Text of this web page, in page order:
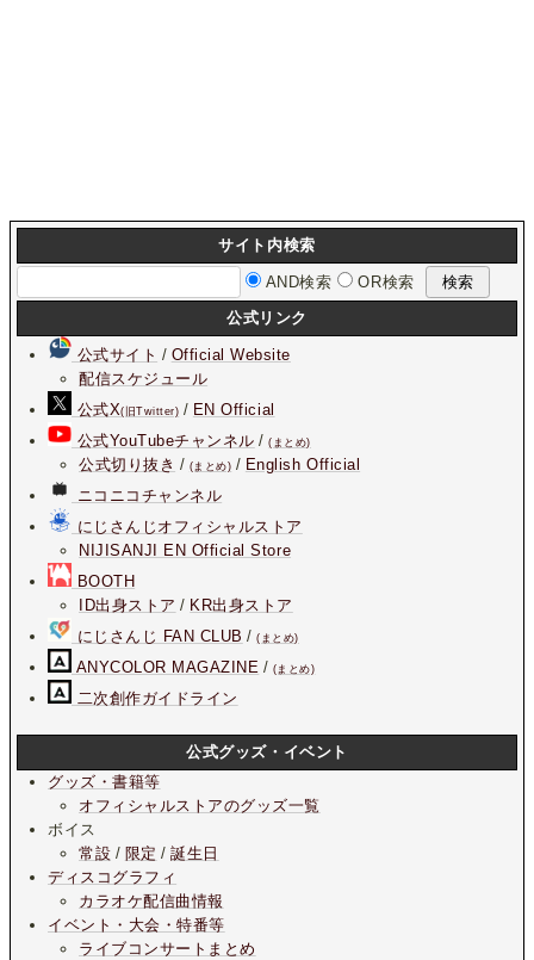
サイト内検索
AND検索
OR検索
公式リンク
公式サイト / Official Website
配信スケジュール
公式X(旧Twitter) / EN Official
公式YouTubeチャンネル /(まとめ)
公式切り抜き / (まとめ) / English Official
ニコニコチャンネル
にじさんじオフィシャルストア
NIJISANJI EN Official Store
BOOTH
ID出身ストア / KR出身ストア
にじさんじ FAN CLUB /(まとめ)
ANYCOLOR MAGAZINE / (まとめ)
二次創作ガイドライン
公式グッズ・イベント
グッズ・書籍等
オフィシャルストアのグッズ一覧
ボイス
常設 / 限定 /誕生日
ディスコグラフィ
カラオケ配信曲情報
イベント・大会・特番等
ライブコンサートまとめ